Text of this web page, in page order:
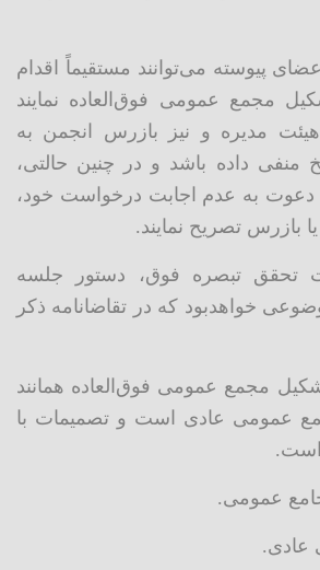
اعضای پیوسته می‌توانند مستقیماً اقدام
مجمع عمومی فوق‌العاده نمایند
مدیره و نیز بازرس انجمن به
منفی داده باشد و در چنین حالتی،
دعوت به عدم اجابت درخواست خود،
بازرس تصریح نمایند.
تحقق تبصره فوق، دستور جلسه
خواهدبود که در تقاضانامه ذکر
تشکیل مجمع عمومی فوق‌العاده همانند
عمومی عادی است و تصمیمات با
است.
عادی.